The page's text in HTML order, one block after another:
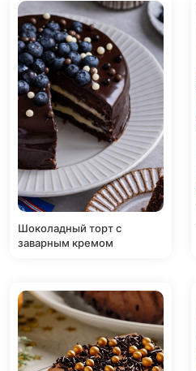
Шоколадный торт с
заварным кремом